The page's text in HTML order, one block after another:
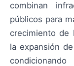
combinan
públicos para
crecimiento de
la expansión